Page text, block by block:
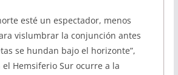
esté un espectador, menos
vislumbrar la conjunción antes
se hundan bajo el horizonte”,
Hemsiferio Sur ocurre a la